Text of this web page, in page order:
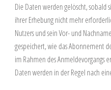
Die Daten werden gelöscht, sobald
ihrer Erhebung nicht mehr
Nutzers und sein Vor- und
gespeichert, wie das Abonnement
im Rahmen des Anmeldevorgangs
Daten werden in der Regel nach